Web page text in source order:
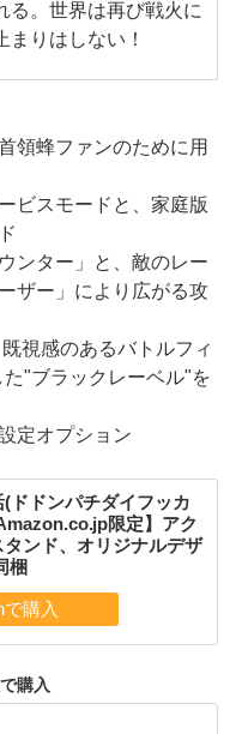
る。世界は再び戦火に
りはしない！
領蜂ファンのために用
ビスモードと、家庭版
ンター」と、敵のレー
ザー」により広がる攻
視感のあるバトルフィ
"ブラックレーベル"を
定オプション
ドドンパチダイフッカ
限定】アク
タンド、オリジナルデザ
梱
購入